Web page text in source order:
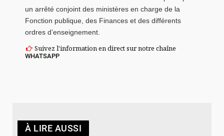
un arrêté conjoint des ministères en charge de la
Fonction publique, des Finances et des différents
ordres d’enseignement.
Suivez l'information en direct sur notre chaîne
WHATSAPP
À LIRE AUSSI